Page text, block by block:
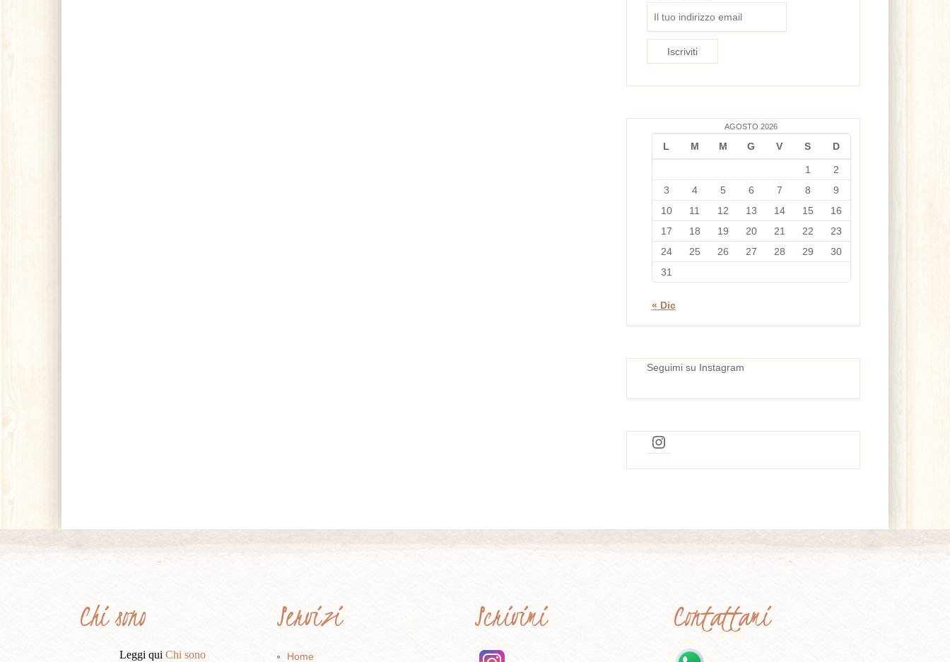
AGOSTO 2026
L M M G V S D
1
2
3
4 5 6 7 8
9
10
11 12 13 14 15
16
17
18 19 20 21 22
23
24
25 26 27 28 29
30
31
« Dic
Seguimi su Instagram
Instagram
Chi sono
Leggi qui Chi sono
Servizi
Home
Scrivimi Contattami